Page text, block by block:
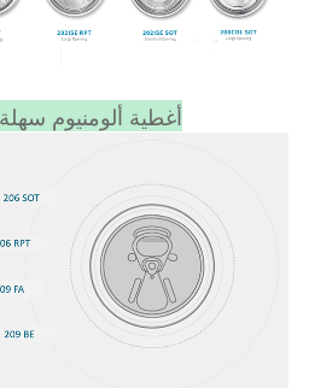
أغطية ألومنيوم سهلة